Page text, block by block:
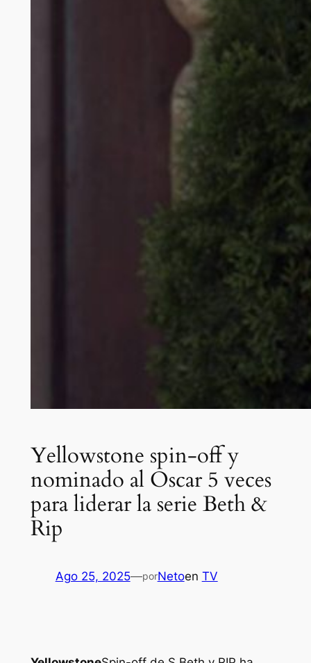
Yellowstone spin-off y
nominado al Oscar 5 veces
para liderar la serie Beth &
Rip
Ago 25, 2025—porNetoen TV